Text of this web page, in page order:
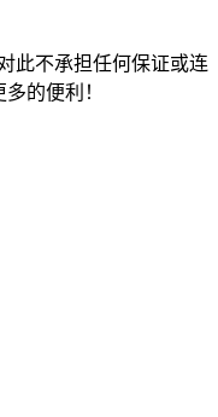
此不承担任何保证或连
的便利！